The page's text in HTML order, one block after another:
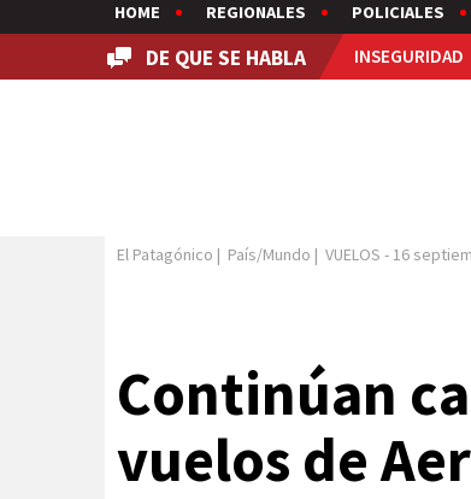
HOME REGIONALES POLICIALES
DE QUE SE HABLA INSEGURIDAD
El Patagónico | País/Mundo | VUELOS - 16
Continúan
vuelos de